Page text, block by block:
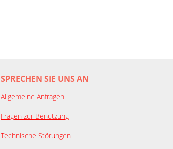
SPRECHEN SIE UNS AN
Allgemeine Anfragen
Fragen zur Benutzung
Technische Störungen